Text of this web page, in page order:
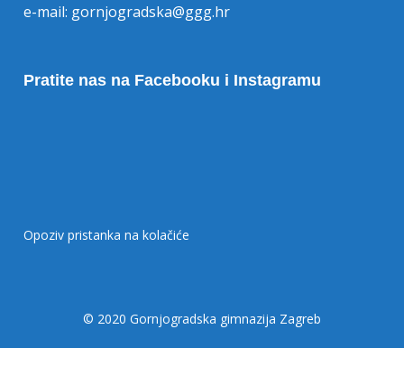
e-mail: gornjogradska@ggg.hr
Pratite nas na Facebooku i Instagramu
Opoziv pristanka na kolačiće
© 2020 Gornjogradska gimnazija Zagreb